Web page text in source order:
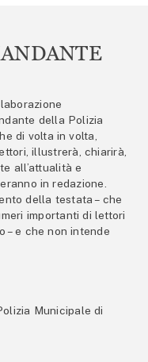
della Polizia
di volta in volta,
illustrerà, chiarirà,
all’attualità e
in redazione.
della testata – che
importanti di lettori
– e che non intende
Municipale di